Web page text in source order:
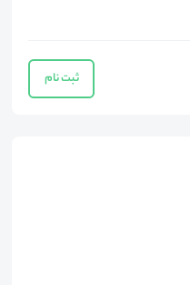
ثبت نام